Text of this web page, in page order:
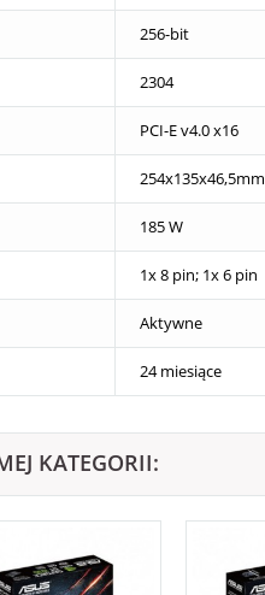
256-bit
2304
PCI-E v4.0 x16
254x135x46,5mm
185 W
1x 8 pin; 1x 6 pin
Aktywne
24 miesiące
KATEGORII: